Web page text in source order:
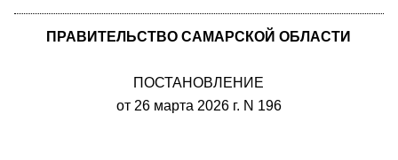
ПРАВИТЕЛЬСТВО САМАРСКОЙ ОБЛАСТИ
ПОСТАНОВЛЕНИЕ
от 26 марта 2026 г. N 196